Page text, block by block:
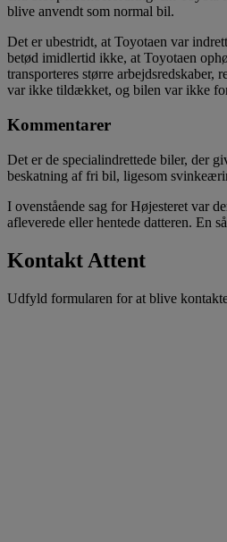
blive anvendt som normal bil.
Det er ubestridt, at Toyotaen var
betød imidlertid ikke, at Toyotaen
transporteres større
var ikke tildækket, og bilen var ikke
Kommentarer
Det er de specialindrettede biler, der
beskatning af fri bil, ligesom
I ovenstående sag for Højesteret var
afleverede eller hentede datteren. En
Kontakt Attent
Udfyld formularen for at blive